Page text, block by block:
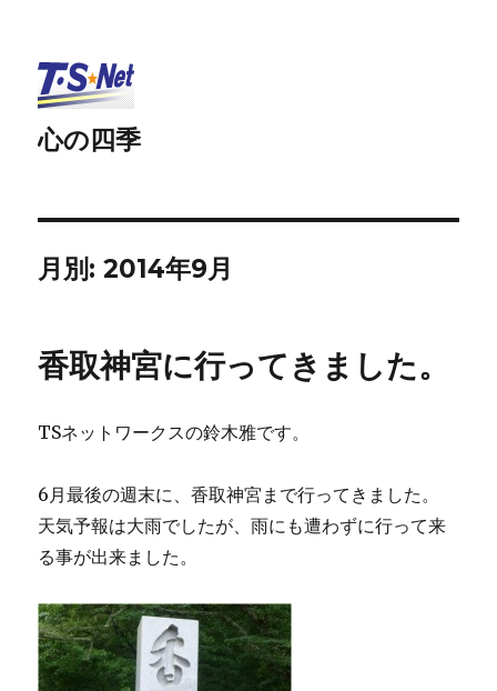
心の四季
月別: 2014年9月
香取神宮に行ってきました。
TSネットワークスの鈴木雅です。
6月最後の週末に、香取神宮まで行ってきました。
天気予報は大雨でしたが、雨にも遭わずに行って来
る事が出来ました。